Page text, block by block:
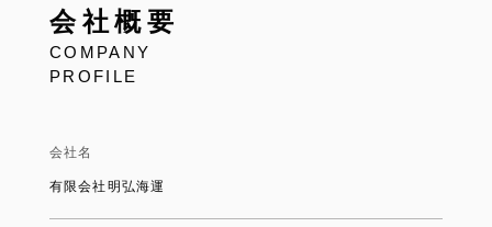
会社概要
COMPANY
PROFILE
会社名
有限会社明弘海運